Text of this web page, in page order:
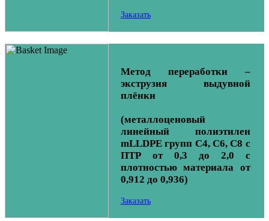
Заказать
Метод переработки –
экструзия выдувной
плёнки
(металлоценовый
линейный полиэтилен
mLLDPE групп С4, С6, С8 с
ПТР от 0,3 до 2,0 с
плотностью материала от
0,912 до 0,936)
Заказать